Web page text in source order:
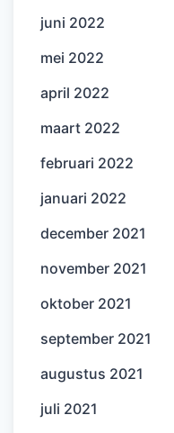
juni 2022
mei 2022
april 2022
maart 2022
februari 2022
januari 2022
december 2021
november 2021
oktober 2021
september 2021
augustus 2021
juli 2021